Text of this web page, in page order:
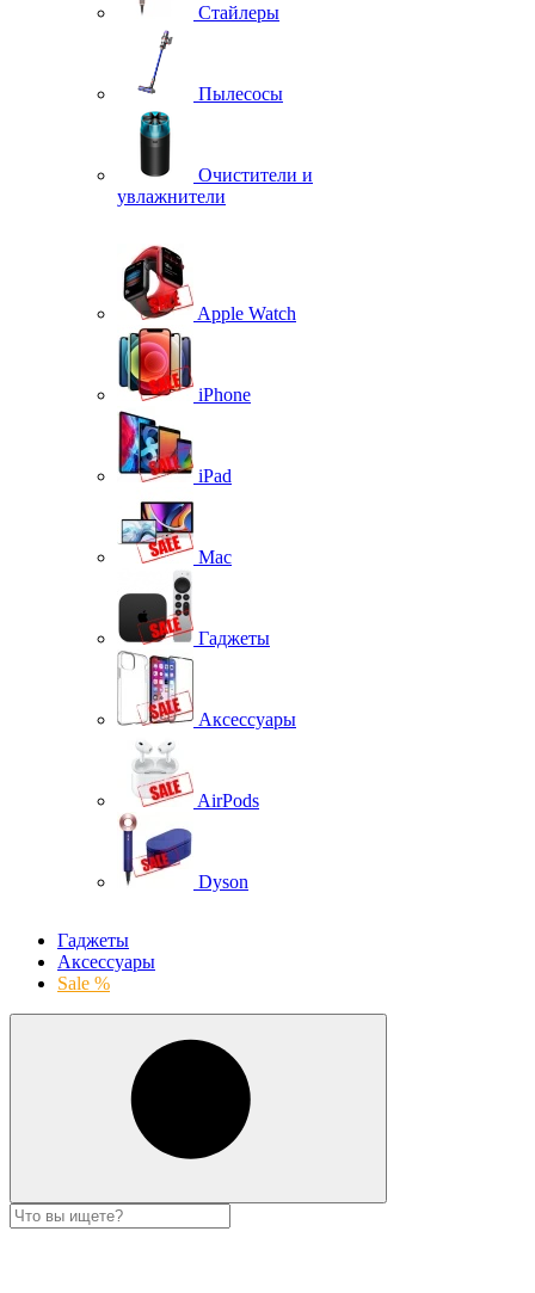
Стайлеры
Пылесосы
Очистители и
увлажнители
Apple Watch
iPhone
iPad
Mac
Гаджеты
Аксессуары
AirPods
Dyson
Гаджеты
Аксессуары
Sale %